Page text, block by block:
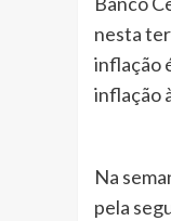
nesta
inflação
inflação
Na
pela